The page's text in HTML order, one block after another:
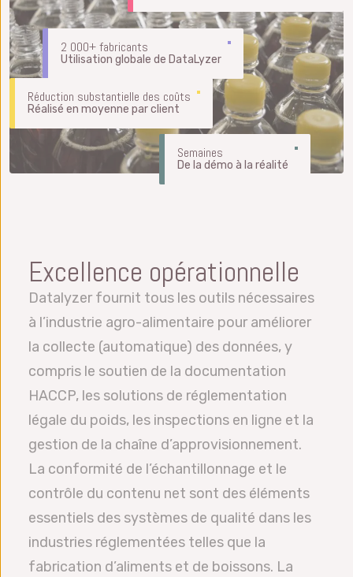
2 000+ fabricants
Utilisation globale de DataLyzer
Réduction substantielle des coûts
Réalisé en moyenne par client
Semaines
De la démo à la réalité
Excellence opérationnelle
Datalyzer fournit tous les outils nécessaires
à l’industrie agro-alimentaire pour améliorer
la collecte (automatique) des données, y
compris le soutien de la documentation
HACCP, les solutions de réglementation
légale du poids, les inspections en ligne et la
gestion de la chaîne d’approvisionnement.
La conformité de l’échantillonnage et le
contrôle du contenu net sont des éléments
essentiels des systèmes de qualité dans les
industries réglementées telles que la
fabrication d’aliments et de boissons. La